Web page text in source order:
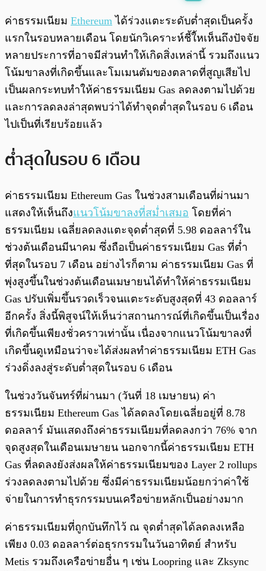
พร้อมเล่น /0:00
ค่าธรรมเนียม Ethereum ได้ร่วงแตะระดับต่ำสุดเป็นครั้ง
แรกในรอบหลายเดือน โดยนักวิเคราะห์ชี้ใ้หเห็นถึงปัจจัย
หลายประการที่อาจมีส่วนทำให้เกิดสิ่งเหล่านี้ รวมถึงแนว
โน้มขาลงที่เกิดขึ้นและโมเมนตัมของตลาดที่สูญเสียไป
เป็นผลกระทบทำให้ค่าธรรมเนียม Gas ลดลงตามไปด้วย
และการลดลงล่าสุดพบว่าได้ทำจุดต่ำสุดในรอบ 6 เดือน
ไปเป็นที่เรียบร้อยแล้ว
ต่ำสุดในรอบ 6 เดือน
ค่าธรรมเนียม Ethereum Gas ในช่วงสามเดือนที่ผ่านมา
แสดงให้เห็นถึงแนวโน้มขาลงที่สม่ำเสมอ โดยที่ค่า
ธรรมเนียม เฉลี่ยลดลงแตะจุดต่ำสุดที่ 5.98 ดอลลาร์ใน
ช่วงต้นเดือนมีนาคม ซึ่งถือเป็นค่าธรรมเนียม Gas ที่ต่ำ
ที่สุดในรอบ 7 เดือน อย่างไรก็ตาม ค่าธรรมเนียม Gas ที่
พุ่งสูงขึ้นในช่วงต้นเดือนเมษายนได้ทำให้ค่าธรรมเนียม
Gas ปรับเพิ่มขึ้นรวดเร็วจนแตะระดับสูงสุดที่ 43 ดอลลาร์
อีกครั้ง สิ่งนี้พิสูจน์ให้เห็นว่าสถานการณ์ที่เกิดขึ้นเป็นเรื่อง
ที่เกิดขึ้นเพียงชั่วคราวเท่านั้น เนื่องจากแนวโน้มขาลงที่
เกิดขึ้นดูเหมือนว่าจะได้ส่งผลทำค่าธรรมเนียม ETH Gas
ร่วงดิ่งลงสู่ระดับต่ำสุดในรอบ 6 เดือน
ในช่วงวันจันทร์ที่ผ่านมา (วันที่ 18 เมษายน) ค่า
ธรรมเนียม Ethereum Gas ได้ลดลงโดยเฉลี่ยอยู่ที่ 8.78
ดอลลาร์ มันแสดงถึงค่าธรรมเนียมที่ลดลงกว่า 76% จาก
จุดสูงสุดในเดือนเมษายน นอกจากนี้ค่าธรรมเนียม ETH
Gas ที่ลดลงยังส่งผลให้ค่าธรรมเนียมของ Layer 2 rollups
ร่วงลดลงตามไปด้วย ซึ่งมีค่าธรรมเนียมน้อยกว่าค่าใช้
จ่ายในการทำธุรกรรมบนเครือข่ายหลักเป็นอย่างมาก
ค่าธรรมเนียมที่ถูกบันทึกไว้ ณ จุดต่ำสุดได้ลดลงเหลือ
เพียง 0.03 ดอลลาร์ต่อธุรกรรมในวันอาทิตย์ สำหรับ
Metis รวมถึงเครือข่ายอื่น ๆ เช่น Loopring และ Zksync